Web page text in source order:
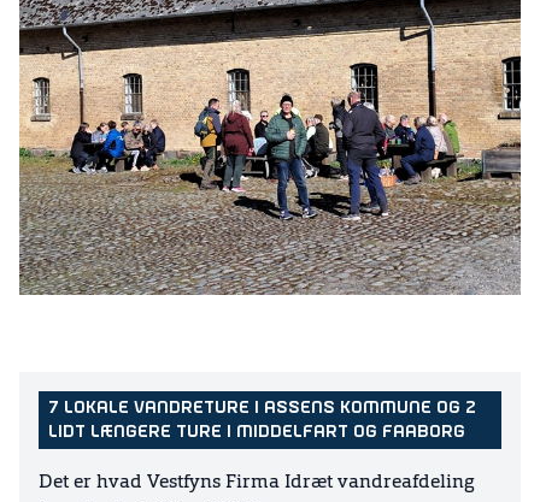
7 LOKALE VANDRETURE I ASSENS KOMMUNE OG 2
LIDT LÆNGERE TURE I MIDDELFART OG FAABORG
Det er hvad Vestfyns Firma Idræt vandreafdeling